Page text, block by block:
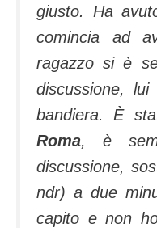
giusto. Ha
comincia ad
ragazzo si è
discussione,
bandiera. È
Roma, è
discussione,
ndr) a due
capito e non